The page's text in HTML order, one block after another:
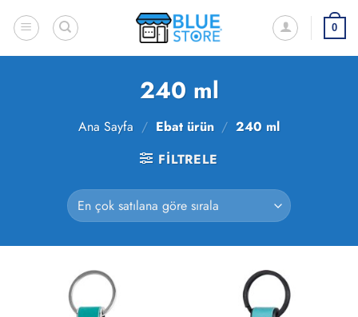
atla
0
240 ml
Ana Sayfa / Ebat ürün / 240 ml
FILTRELE